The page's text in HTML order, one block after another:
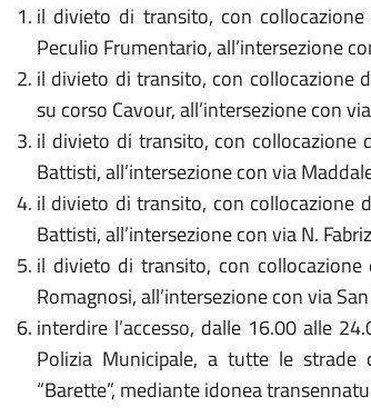
il divieto di transito, con
Peculio Frumentario, all’intersezione
il divieto di transito, con collocazione
su corso Cavour, all’intersezione con
il divieto di transito, con collocazione
Battisti, all’intersezione con via
il divieto di transito, con collocazione
Battisti, all’intersezione con via N.
il divieto di transito, con
Romagnosi, all’intersezione con via
interdire l’accesso, dalle 16.00 alle
Polizia Municipale, a tutte le strade
“Barette”, mediante idonea